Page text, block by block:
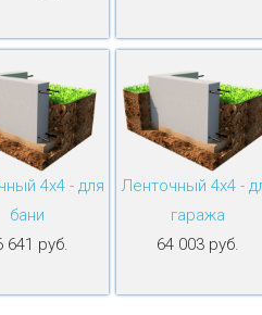
4х4 - для
бани
641 руб.
Ленточный 4х4 -
гаража
64 003 руб.